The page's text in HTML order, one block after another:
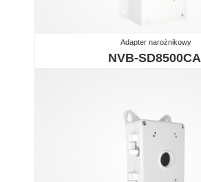
Adapter narożnikowy
NVB-SD8500CA